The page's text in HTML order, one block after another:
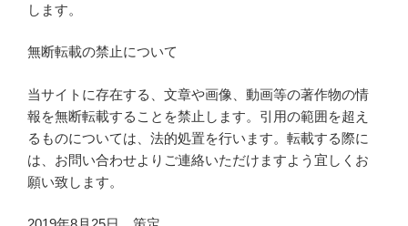
します。
無断転載の禁止について
当サイトに存在する、文章や画像、動画等の著作物の情
報を無断転載することを禁止します。引用の範囲を超え
るものについては、法的処置を行います。転載する際に
は、お問い合わせよりご連絡いただけますよう宜しくお
願い致します。